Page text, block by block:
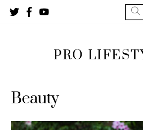
Skip
PRO
Beauty